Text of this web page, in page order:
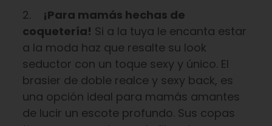
2. ¡Para mamás hechas de
coquetería! Si a la tuya le encanta estar
a la moda haz que resalte su look
seductor con un toque sexy y único. El
brasier de doble realce y sexy back, es
una opción ideal para mamás amantes
de lucir un escote profundo. Sus copas